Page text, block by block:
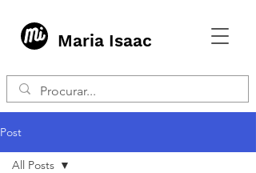
Maria Isaac
Post
All Posts